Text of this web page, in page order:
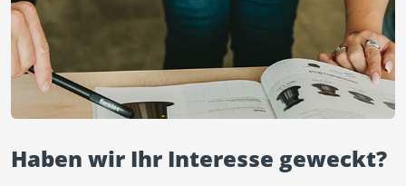
Haben wir Ihr Interesse geweckt?